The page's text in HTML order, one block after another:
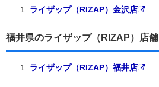
ライザップ（RIZAP）金沢店
福井県のライザップ（RIZAP）店舗
ライザップ（RIZAP）福井店